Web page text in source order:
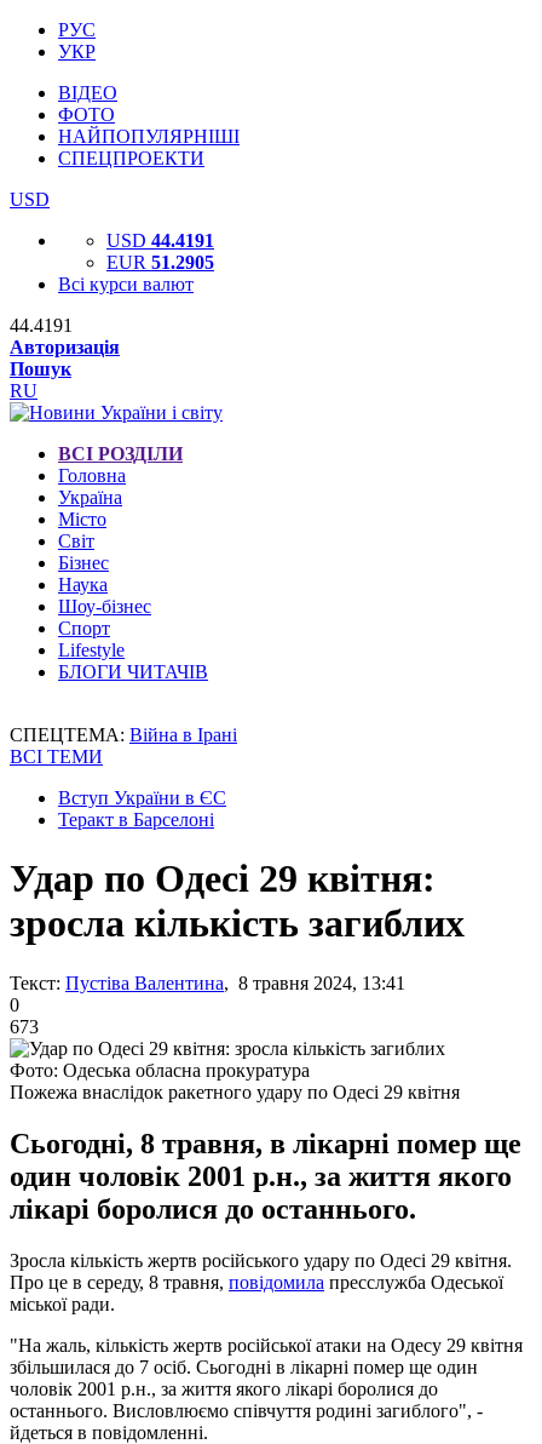
РУС
УКР
ВІДЕО
ФОТО
НАЙПОПУЛЯРНІШІ
СПЕЦПРОЕКТИ
USD
USD 44.4191
EUR 51.2905
Всі курси валют
44.4191
Авторизація
Пошук
RU
ВСІ РОЗДІЛИ
Головна
Україна
Місто
Світ
Бізнес
Наука
Шоу-бізнес
Спорт
Lifestyle
БЛОГИ ЧИТАЧІВ
СПЕЦТЕМА: Війна в Ірані
ВСІ ТЕМИ
Вступ України в ЄС
Теракт в Барселоні
Удар по Одесі 29 квітня:
зросла кількість загиблих
Текст: Пустіва Валентина, 8 травня 2024, 13:41
0
673
Фото: Одеська обласна прокуратура
Пожежа внаслідок ракетного удару по Одесі 29 квітня
Сьогодні, 8 травня, в лікарні помер ще
один чоловік 2001 р.н., за життя якого
лікарі боролися до останнього.
Зросла кількість жертв російського удару по Одесі 29 квітня.
Про це в середу, 8 травня, повідомила пресслужба Одеської
міської ради.
"На жаль, кількість жертв російської атаки на Одесу 29 квітня
збільшилася до 7 осіб. Сьогодні в лікарні помер ще один
чоловік 2001 р.н., за життя якого лікарі боролися до
останнього. Висловлюємо співчуття родині загиблого", -
йдеться в повідомленні.